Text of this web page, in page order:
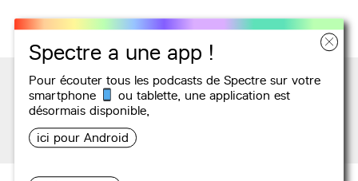
Spectre a une app !
Pour écouter tous les podcasts de Spectre sur votre
smartphone
ou tablette, uneapplication est
désormais disponible,
ici pour AndroidPodcasts